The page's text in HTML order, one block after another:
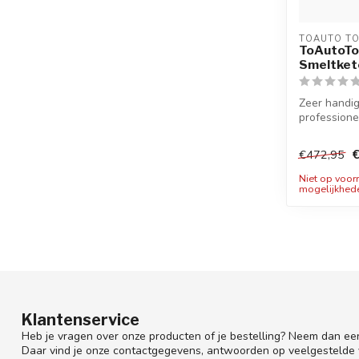
TOAUTO
Zeer
€472,95
Niet op
Klantenservice
Heb je vragen over onze producten of je bestelling? Neem dan
Daar vind je onze contactgegevens, antwoorden op